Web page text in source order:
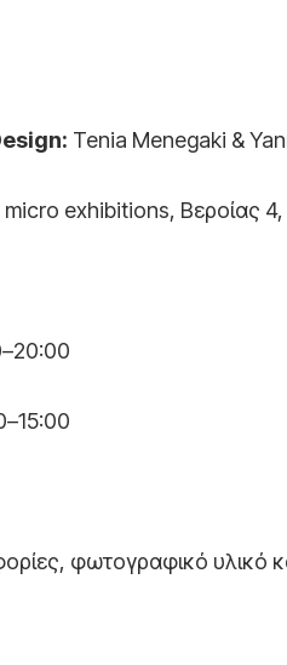
Tenia Menegaki &
micro exhibitions, Βεροίας
φωτογραφικό υλικό